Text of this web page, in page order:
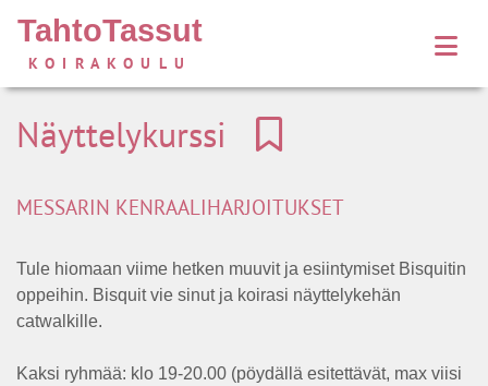
TahtoTassut
KOIRAKOULU
Näyttelykurssi
MESSARIN KENRAALIHARJOITUKSET
Tule hiomaan viime hetken muuvit ja esiintymiset Bisquitin
oppeihin. Bisquit vie sinut ja koirasi näyttelykehän
catwalkille.
Kaksi ryhmää: klo 19-20.00 (pöydällä esitettävät, max viisi